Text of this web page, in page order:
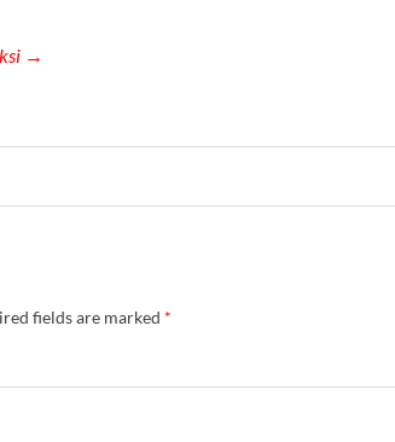
→
fields are marked *